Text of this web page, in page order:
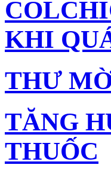
KHI
THƯ
TĂNG
THUỐC